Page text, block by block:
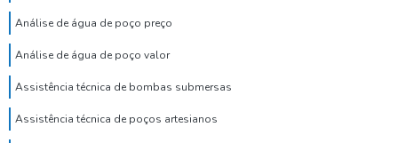
Análise de água de poço preço
Análise de água de poço valor
Assistência técnica de bombas submersas
Assistência técnica de poços artesianos